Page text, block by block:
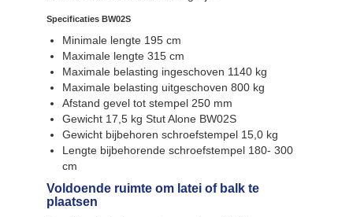
Specificaties BW02S
Minimale lengte 195 cm
Maximale lengte 315 cm
Maximale belasting ingeschoven 1140 kg
Maximale belasting uitgeschoven 800 kg
Afstand gevel tot stempel 250 mm
Gewicht 17,5 kg Stut Alone BW02S
Gewicht bijbehoren schroefstempel 15,0 kg
Lengte bijbehorende schroefstempel 180- 300
cm
Voldoende ruimte om latei of balk te
plaatsen